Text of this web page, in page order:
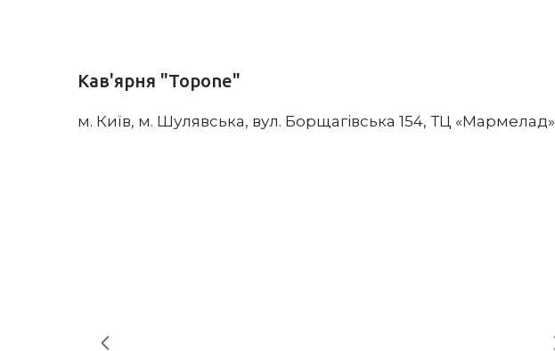
Кав'ярня "Topone"
м. Київ, м. Шулявська, вул. Борщагівська 154, ТЦ «Мармелад»